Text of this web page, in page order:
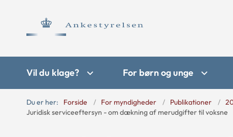
Vil du klage? For børn og unge
Du er her: Forside For myndigheder Publikationer
Juridisk serviceeftersyn - om dækning af merudgifter til voksne